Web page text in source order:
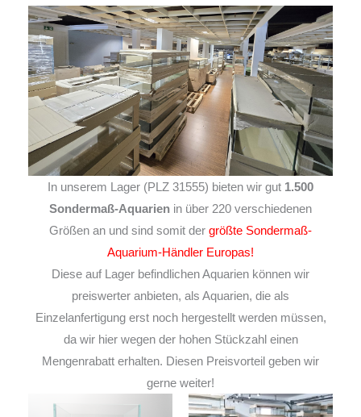
In unserem Lager (PLZ 31555) bieten wir gut 1.500
Sondermaß-Aquarien in über 220 verschiedenen
Größen an und sind somit der größte Sondermaß-
Aquarium-Händler Europas!
Diese auf Lager befindlichen Aquarien können wir
preiswerter anbieten, als Aquarien, die als
Einzelanfertigung erst noch hergestellt werden müssen,
da wir hier wegen der hohen Stückzahl einen
Mengenrabatt erhalten. Diesen Preisvorteil geben wir
gerne weiter!